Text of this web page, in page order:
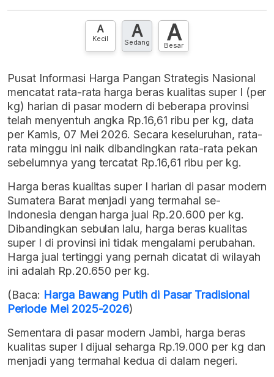
XLS
Hubungi sekarang »
A
Kecil A
Sedang A
Besar
Pusat Informasi Harga Pangan Strategis Nasional
mencatat rata-rata harga beras kualitas super I (per
kg) harian di pasar modern di beberapa provinsi
telah menyentuh angka Rp.16,61 ribu per kg, data
per Kamis, 07 Mei 2026. Secara keseluruhan, rata-
rata minggu ini naik dibandingkan rata-rata pekan
sebelumnya yang tercatat Rp.16,61 ribu per kg.
Harga beras kualitas super I harian di pasar modern
Sumatera Barat menjadi yang termahal se-
Indonesia dengan harga jual Rp.20.600 per kg.
Dibandingkan sebulan lalu, harga beras kualitas
super I di provinsi ini tidak mengalami perubahan.
Harga jual tertinggi yang pernah dicatat di wilayah
ini adalah Rp.20.650 per kg.
(Baca: Harga Bawang Putih di Pasar Tradisional
Periode Mei 2025-2026)
Sementara di pasar modern Jambi, harga beras
kualitas super I dijual seharga Rp.19.000 per kg dan
menjadi yang termahal kedua di dalam negeri.